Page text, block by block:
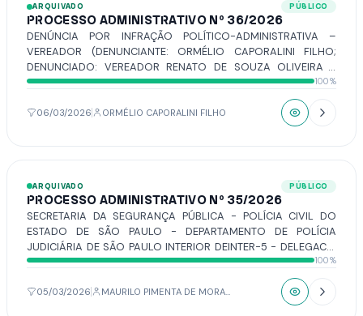
ARQUIVADO PÚBLICO
PROCESSO ADMINISTRATIVO Nº 36/2026
DENÚNCIA POR INFRAÇÃO POLÍTICO-ADMINISTRATIVA –
VEREADOR (DENUNCIANTE: ORMÉLIO CAPORALINI FILHO;
DENUNCIADO: VEREADOR RENATO DE SOUZA OLIVEIRA -
CABO RENATO ABDALA.
100%
06/03/2026 ORMÉLIO CAPORALINI FILHO
ARQUIVADO PÚBLICO
PROCESSO ADMINISTRATIVO Nº 35/2026
SECRETARIA DA SEGURANÇA PÚBLICA - POLÍCIA CIVIL DO
ESTADO DE SÃO PAULO - DEPARTAMENTO DE POLÍCIA
JUDICIÁRIA DE SÃO PAULO INTERIOR DEINTER-5 - DELEGACIA
SECCIONAL DE POLÍCIA DE VOTUPORANGA DR. RUBENS
GERALDI BERTOLO - CARTÓRIO CRIMINAL – ENCAMINHA
OFÍCIO N° 11/2026 – REFERENTE AO INQUÉRITO POLICIAL Nº
01/2026 – SOLICITA A APRESENTAÇÃO DE CÓPIA OFICIAL DAS
100%
05/03/2026 MAURILO PIMENTA DE MORAIS